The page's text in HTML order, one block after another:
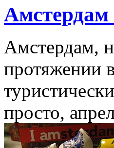
Амстердам
Амстердам,
протяжении
просто,